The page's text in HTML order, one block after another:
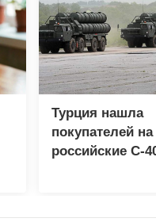
Турция нашла
покупателей на
российские C-